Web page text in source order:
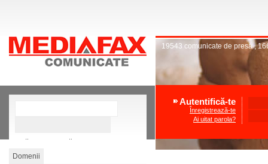
Căutare avansată
19543 comunicate de presă,
Autentifică-te
Înregistrează-te
Ai uitat parola?